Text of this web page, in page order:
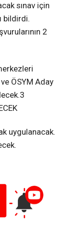
sınav için
bildirdi.
2
ÖSYM Aday
uygulanacak.